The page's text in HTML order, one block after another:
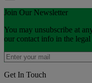
Join Our Newsletter
You may unsubscribe at
our contact info in the legal
Get In Touch